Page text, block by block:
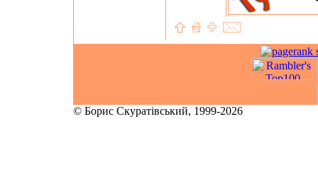
© Борис Скуратівський, 1999-2026